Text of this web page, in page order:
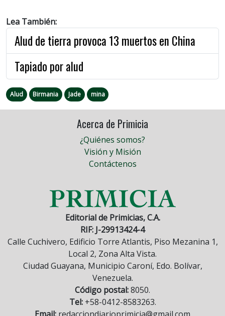
Lea También:
Alud de tierra provoca 13 muertos en China
Tapiado por alud
Alud Birmania Jade mina
Acerca de Primicia
¿Quiénes somos?
Visión y Misión
Contáctenos
Editorial de Primicias, C.A.
RIF: J-29913424-4
Calle Cuchivero, Edificio Torre Atlantis, Piso Mezanina 1,
Local 2, Zona Alta Vista.
Ciudad Guayana, Municipio Caroní, Edo. Bolívar,
Venezuela.
Código postal:8050.
Tel:+58-0412-8583263.